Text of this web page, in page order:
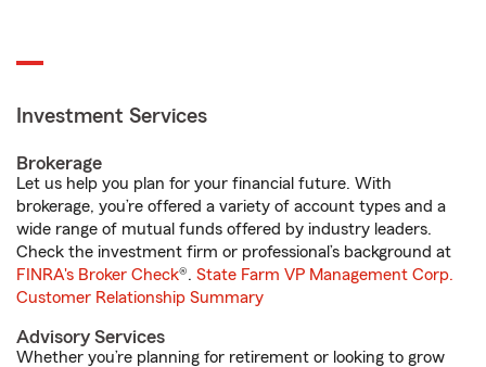
Investment Services
Brokerage
Let us help you plan for your financial future. With
brokerage, you’re offered a variety of account types and a
wide range of mutual funds offered by industry leaders.
Check the investment firm or professional’s background at
FINRA's Broker Check®. State Farm VP Management Corp.
Customer Relationship Summary
Advisory Services
Whether you’re planning for retirement or looking to grow